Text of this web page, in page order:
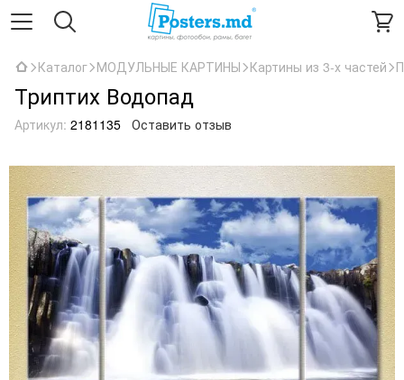
Каталог МОДУЛЬНЫЕ КАРТИНЫ Картины из 3-х частей
Триптих Водопад
Артикул: 2181135 Оставить отзыв